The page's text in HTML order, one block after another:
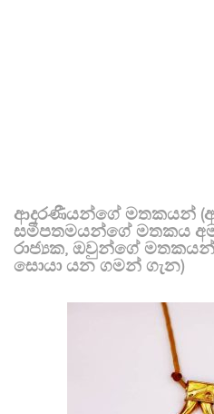
ආදරණීයන්ගේ මතකයන්
සමීපතමයන්ගේ මතකය
රාජ්‍යක, ඔවුන්ගේ
සොයා යන ගමන් ගැන)